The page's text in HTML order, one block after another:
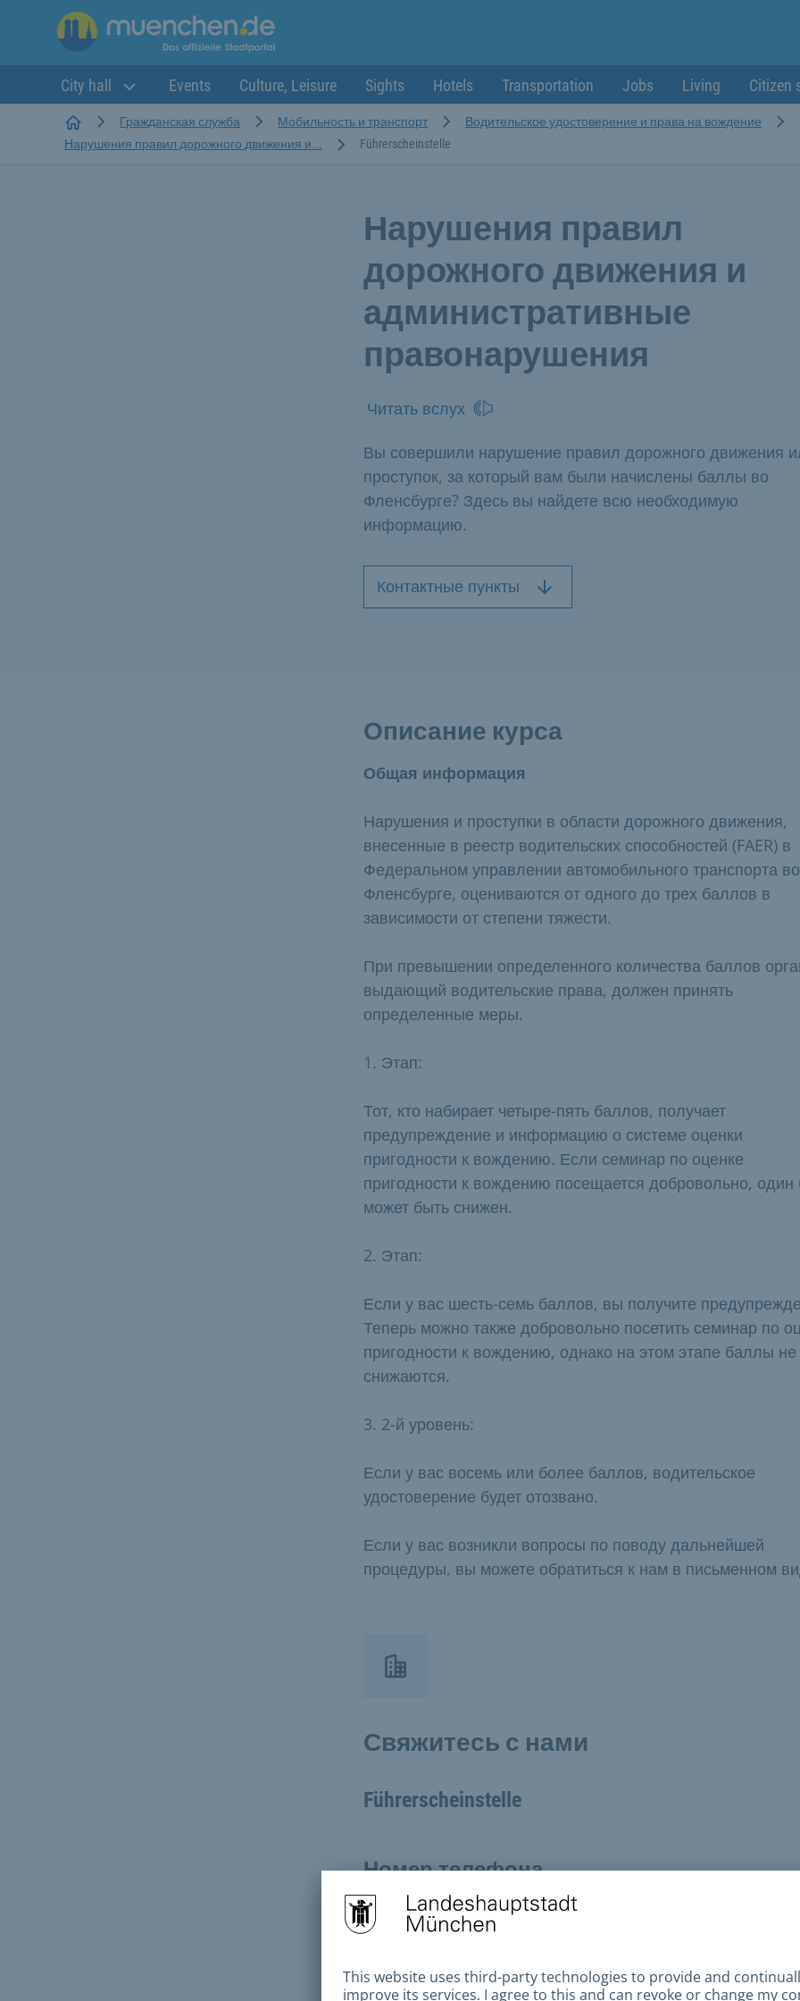
City hall Events Culture, Leisure Sights Hotels Transportation Jobs Living Citizen
StartseiteГражданская служба Мобильность и транспорт
Водительское удостоверение и права на вождение
Нарушения правил дорожного движения и...
Führerscheinstelle
Нарушения правил
дорожного движения и
административные
правонарушения
Читать вслух
Вы совершили нарушение правил дорожного движения
проступок, за который вам были начислены баллы во
Фленсбурге? Здесь вы найдете всю необходимую
информацию.
Контактные пункты
Описание курса
Общая информация
Нарушения и проступки в области дорожного движения,
внесенные в реестр водительских способностей (FAER) в
Федеральном управлении автомобильного транспорта во
Фленсбурге, оцениваются от одного до трех баллов в
зависимости от степени тяжести.
При превышении определенного количества баллов
выдающий водительские права, должен принять
определенные меры.
1. Этап:
Тот, кто набирает четыре-пять баллов, получает
предупреждение и информацию о системе оценки
пригодности к вождению. Если семинар по оценке
пригодности к вождению посещается добровольно, один
может быть снижен.
2. Этап:
Если у вас шесть-семь баллов, вы получите
Теперь можно также добровольно посетить семинар по
пригодности к вождению, однако на этом этапе баллы не
снижаются.
3. 2-й уровень:
Если у вас восемь или более баллов, водительское
удостоверение будет отозвано.
Если у вас возникли вопросы по поводу дальнейшей
процедуры, вы можете обратиться к нам в письменном
Свяжитесь с нами
Führerscheinstelle
Номер телефона
+49 89 233-96090
Почтовый адрес